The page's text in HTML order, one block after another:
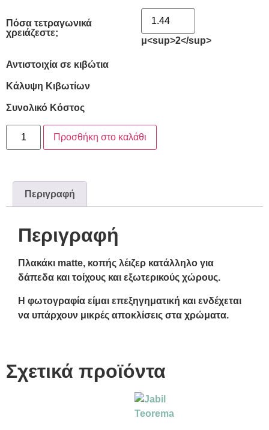
Πόσα τετραγωνικά
χρειάζεστε;
μ<sup>2</sup>
Αντιστοιχία σε κιβώτια
Κάλυψη Κιβωτίων
Συνολικό Κόστος
Προσθήκη στο καλάθι
Περιγραφή
Περιγραφή
Πλακάκι matte, κοπής λέιζερ κατάλληλο για
δάπεδα και τοίχους και εξωτερικούς χώρους.
Η φωτογραφία είμαι επεξηγηματική και ενδέχεται
να υπάρχουν μικρές αποκλίσεις στα χρώματα.
Σχετικά προϊόντα